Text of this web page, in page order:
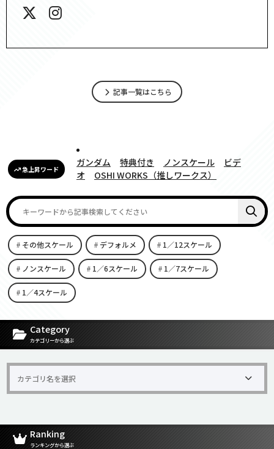
記事一覧はこちら
急上昇ワード
ガンダム 特典付き ノンスケール
ビデ
オ
OSHI WORKS（推しワークス）
その他スケール デフォルメ 1／12スケール
ノンスケール 1／6スケール 1／7スケール
1／4スケール
[carousel-horizontal-posts-content-slider id=9342]
Category
カテゴリーから選ぶ
Ranking
ランキングから選ぶ